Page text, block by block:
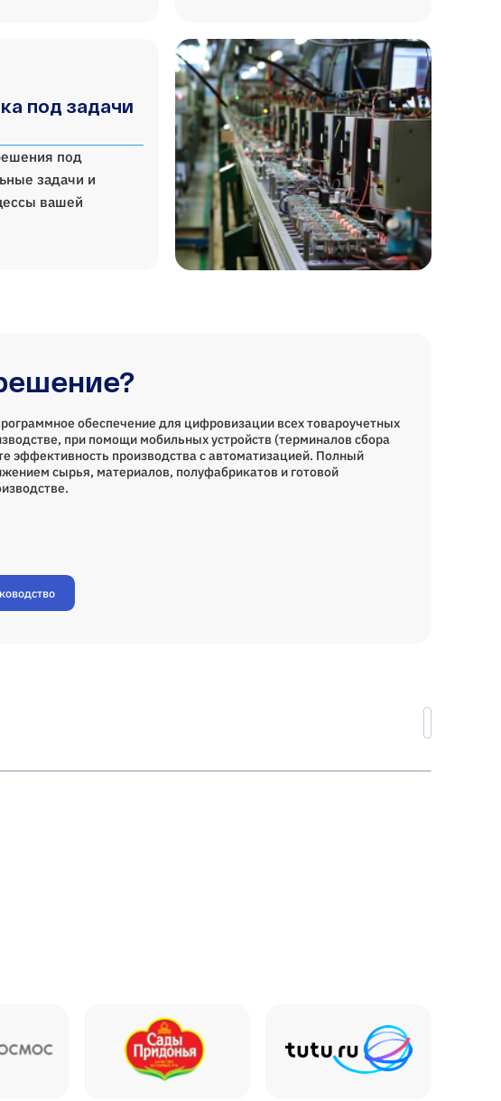
под задачи
под
задачи и
вашей
обеспечение для цифровизации всех товароучетных
при помощи мобильных устройств (терминалов сбора
эффективность производства с автоматизацией. Полный
сырья, материалов, полуфабрикатов и готовой